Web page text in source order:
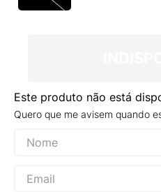
Este produto não está
Quero que me avisem quando
NEW 530